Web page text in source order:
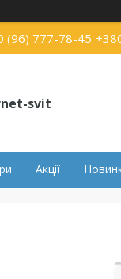
(96) 777-78-45
svit
Акції